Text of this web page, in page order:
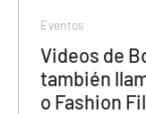
Videos de
también
o Fashion
Eventos